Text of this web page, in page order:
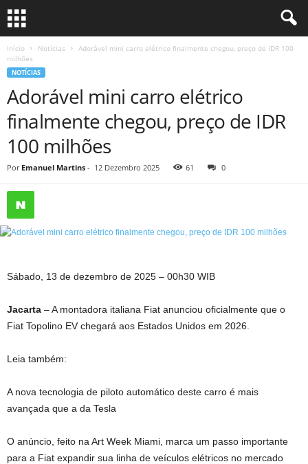
Início Notícias
Adorável mini carro elétrico finalmente chegou, preço de IDR 100
milhões
NOTÍCIAS
Adorável mini carro elétrico
finalmente chegou, preço de IDR
100 milhões
Por Emanuel Martins - 12 Dezembro 2025 61 0
Sábado, 13 de dezembro de 2025 – 00h30 WIB
Jacarta – A montadora italiana Fiat anunciou oficialmente que o
Fiat Topolino EV chegará aos Estados Unidos em 2026.
Leia também:
A nova tecnologia de piloto automático deste carro é mais
avançada que a da Tesla
O anúncio, feito na Art Week Miami, marca um passo importante
para a Fiat expandir sua linha de veículos elétricos no mercado